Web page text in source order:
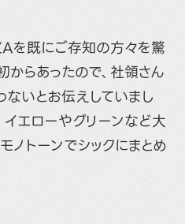
を既にご存知の方々を驚
らあったので、社領さん
いとお伝えしていまし
エローやグリーンなど大
ノトーンでシックにまとめ